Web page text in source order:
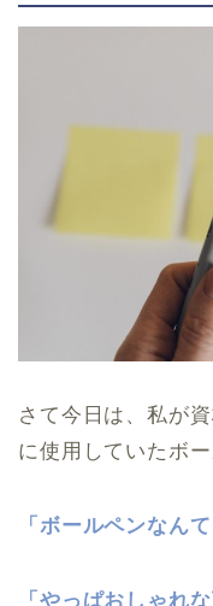
さて今日は、私が
に使用していたボ
「ボールペンなん
「やっぱおしゃれ